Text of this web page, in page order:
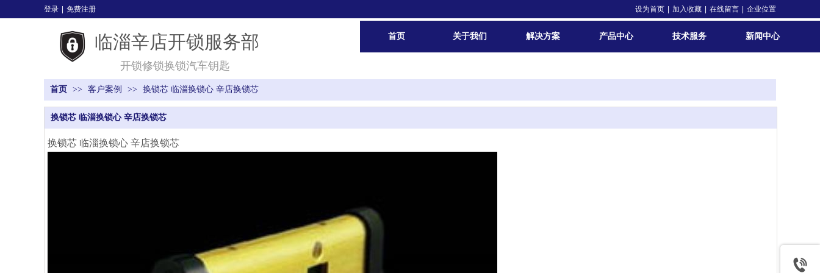
临淄辛店开锁服务部
开锁修锁换锁汽车钥匙
首页 关于我们 解决方案 产品中心 技术服务 新闻中心
登录 免费注册 设为首页 加入收藏 在线留言 企业位置
首页 >> 客户案例 >> 换锁芯 临淄换锁心 辛店换锁芯
换锁芯 临淄换锁心 辛店换锁芯
换锁芯 临淄换锁心 辛店换锁芯